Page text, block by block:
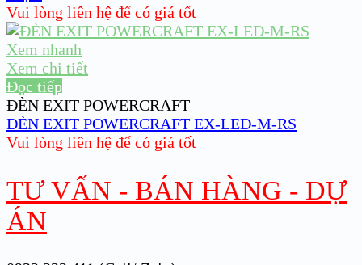
Vui lòng liên hệ để có giá tốt
Xem nhanh
Xem chi tiết
Đọc tiếp
ĐÈN EXIT POWERCRAFT
ĐÈN EXIT POWERCRAFT EX-LED-M-RS
Vui lòng liên hệ để có giá tốt
TƯ VẤN - BÁN HÀNG - DỰ
ÁN